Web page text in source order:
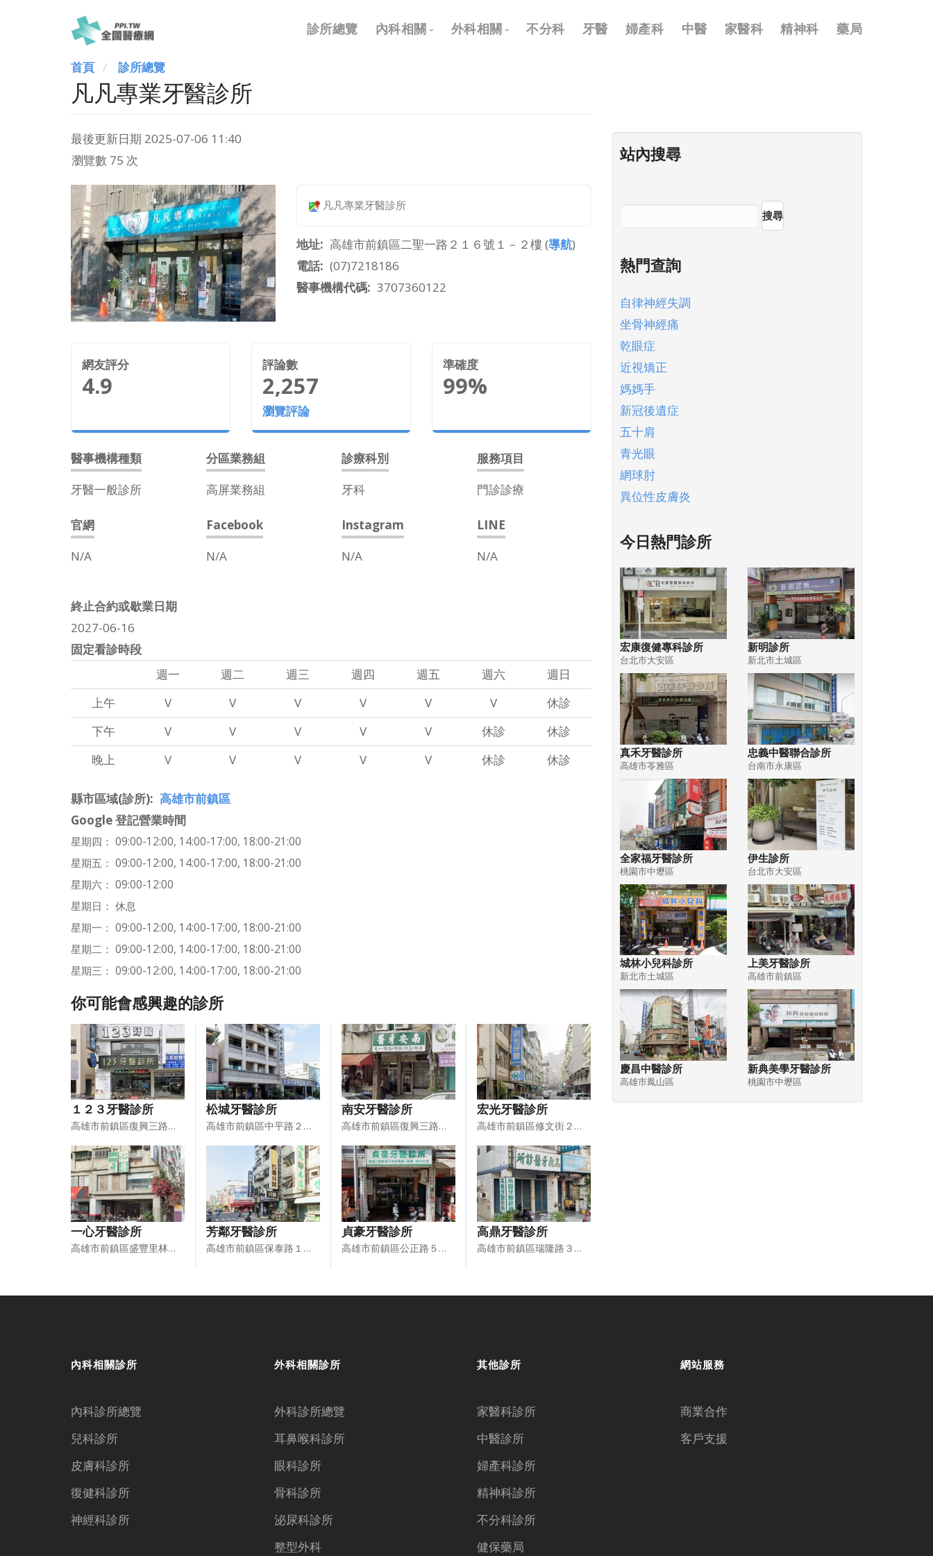
Main
navigation
診所總覽 內科相關 外科相關 不分科 牙醫 婦產科 中醫 家醫科 精神科 藥局
首頁 診所總覽
凡凡專業牙醫診所
最後更新日期 2025-07-06 11:40
瀏覽數 75 次
凡凡專業牙醫診所
地址 高雄市前鎮區二聖一路２１６號１－２樓 (導航)
電話
(07)7218186
醫事機構代碼
3707360122
網友評分
4.9
評論數
2,257
瀏覽評論
準確度
99%
醫事機構種類
牙醫一般診所
分區業務組
高屏業務組
診療科別
牙科
服務項目
門診診療
官網
N/A
Facebook
N/A
Instagram
N/A
LINE
N/A
終止合約或歇業日期
2027-06-16
固定看診時段
週一
週二 週三 週四 週五 週六
週日
上午
V V V V V V
休診
下午
V V V V V 休診
休診
晚上
V V V V V 休診 休診
縣市區域(診所)
高雄市前鎮區
Google 登記營業時間
星期四： 09:00-12:00, 14:00-17:00, 18:00-21:00
星期五： 09:00-12:00, 14:00-17:00, 18:00-21:00
星期六： 09:00-12:00
星期日： 休息
星期一： 09:00-12:00, 14:00-17:00, 18:00-21:00
星期二： 09:00-12:00, 14:00-17:00, 18:00-21:00
星期三： 09:00-12:00, 14:00-17:00, 18:00-21:00
你可能會感興趣的診所
１２３牙醫診所
高雄市前鎮區復興三路１６５號１-２樓
松城牙醫診所
高雄市前鎮區中平路２３０號
南安牙醫診所
高雄市前鎮區復興三路４４１號
宏光牙醫診所
高雄市前鎮區修文街２３８號
一心牙醫診所
高雄市前鎮區盛豐里林森三路９９號
芳鄰牙醫診所
高雄市前鎮區保泰路１６５號
貞豪牙醫診所
高雄市前鎮區公正路５３號
高鼎牙醫診所
高雄市前鎮區瑞隆路３４１號
站內搜尋
搜尋
熱門查詢
自律神經失調
坐骨神經痛
乾眼症
近視矯正
媽媽手
新冠後遺症
五十肩
青光眼
網球肘
異位性皮膚炎
今日熱門診所
宏康復健專科診所
台北市大安區
新明診所
新北市土城區
真禾牙醫診所
高雄市苓雅區
忠義中醫聯合診所
台南市永康區
全家福牙醫診所
桃園市中壢區
伊生診所
台北市大安區
城林小兒科診所
新北市土城區
上美牙醫診所
高雄市前鎮區
慶昌中醫診所
高雄市鳳山區
新典美學牙醫診所
桃園市中壢區
內科相關診所
內科診所總覽
兒科診所
皮膚科診所
復健科診所
神經科診所
外科相關診所
外科診所總覽
耳鼻喉科診所
眼科診所
骨科診所
泌尿科診所
整型外科
其他診所
家醫科診所
中醫診所
婦產科診所
精神科診所
不分科診所
健保藥局
網站服務
商業合作
客戶支援